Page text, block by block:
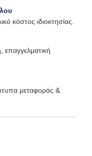
κόστος ιδιοκτησίας.
μεταφοράς &